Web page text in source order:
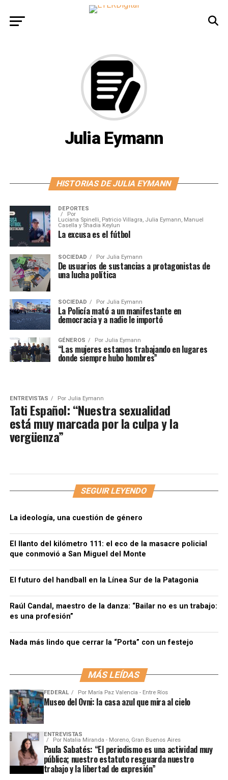
Julia Eymann
HISTORIAS DE JULIA EYMANN
DEPORTES
Por
Luciana Spinelli, Patricio Villagra, Julia Eymann, Manuel
Casella y Shadia Keylun
La excusa es el fútbol
SOCIEDAD Por Julia Eymann
De usuarios de sustancias a protagonistas de
una lucha política
SOCIEDAD Por Julia Eymann
La Policía mató a un manifestante en
democracia y a nadie le importó
GÉNEROS Por Julia Eymann
“Las mujeres estamos trabajando en lugares
donde siempre hubo hombres”
ENTREVISTAS Por Julia Eymann
Tati Español: “Nuestra sexualidad
está muy marcada por la culpa y la
vergüenza”
SEGUIR LEYENDO
La ideología, una cuestión de género
El llanto del kilómetro 111: el eco de la masacre policial
que conmovió a San Miguel del Monte
El futuro del handball en la Línea Sur de la Patagonia
Raúl Candal, maestro de la danza: “Bailar no es un trabajo:
es una profesión”
Nada más lindo que cerrar la “Porta” con un festejo
MÁS LEÍDAS
FEDERAL Por María Paz Valencia - Entre Ríos
Museo del Ovni: la casa azul que mira al cielo
ENTREVISTAS
Por Natalia Miranda - Moreno, Gran Buenos Aires
Paula Sabatés: “El periodismo es una actividad muy
pública; nuestro estatuto resguarda nuestro
trabajo y la libertad de expresión”